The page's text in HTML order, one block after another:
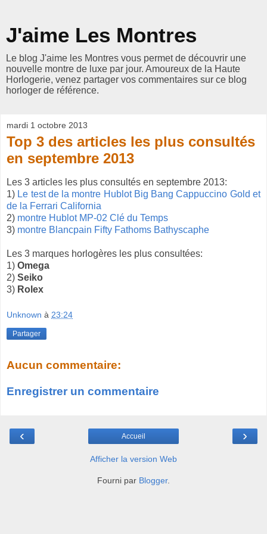
J'aime Les Montres
Le blog J'aime les Montres vous permet de découvrir une
nouvelle montre de luxe par jour. Amoureux de la Haute
Horlogerie, venez partager vos commentaires sur ce blog
horloger de référence.
mardi 1 octobre 2013
Top 3 des articles les plus consultés
en septembre 2013
Les 3 articles les plus consultés en septembre 2013:
1) Le test de la montre Hublot Big Bang Cappuccino Gold et
de la Ferrari California
2) montre Hublot MP-02 Clé du Temps
3) montre Blancpain Fifty Fathoms Bathyscaphe
Les 3 marques horlogères les plus consultées:
1) Omega
2) Seiko
3) Rolex
Unknown à 23:24
Partager
Aucun commentaire:
Enregistrer un commentaire
‹ ›
Accueil
Afficher la version Web
Fourni par Blogger.